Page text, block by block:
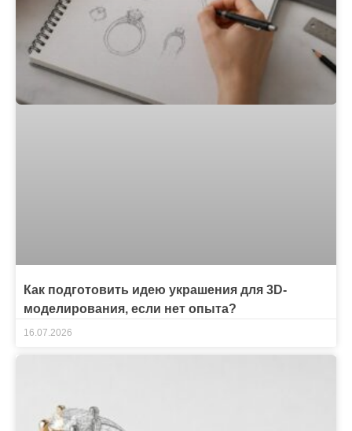
Как подготовить идею украшения для 3D-
моделирования, если нет опыта?
16.07.2026